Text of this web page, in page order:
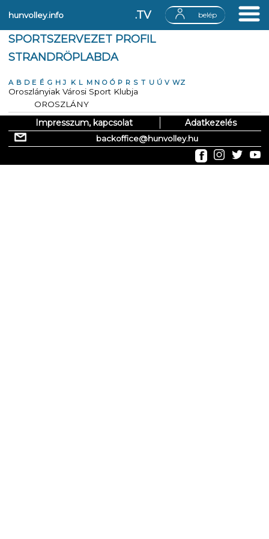
hunvolley.info .TV belép
SPORTSZERVEZET PROFIL
STRANDRÖPLABDA
A B D E É G H J K L M N O Ó P R S T U Ú V WZ
Oroszlányiak Városi Sport Klubja
OROSZLÁNY
Impresszum, kapcsolat Adatkezelés
backoffice@hunvolley.hu